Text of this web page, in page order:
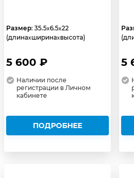
Размер: 35.5x6.5x22
(длинаxширинаxвысота)
5 600 ₽
Наличии после
регистрации в Личном
кабинете
ПОДРОБНЕЕ
5